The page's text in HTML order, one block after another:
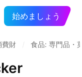
始めましょう
費財 食品: 専門品・